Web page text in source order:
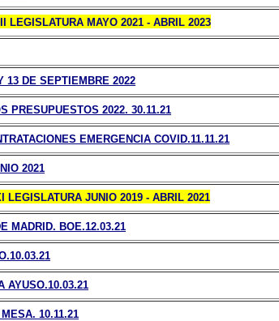
LEGISLATURA MAYO 2021 - ABRIL 2023
13 DE SEPTIEMBRE 2022
PRESUPUESTOS 2022. 30.11.21
EMERGENCIA COVID.11.11.21
2021
LEGISLATURA JUNIO 2019 - ABRIL 2021
MADRID. BOE.12.03.21
AYUSO.10.03.21
10.11.21